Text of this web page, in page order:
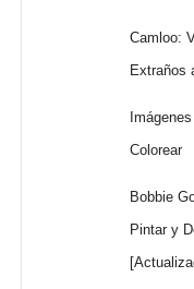
Camloo:
Extraños
Colorear
Bobbie
Pintar y